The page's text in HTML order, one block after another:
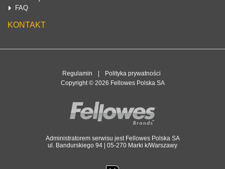
FAQ
KONTAKT
Regulamin
Polityka prywatności
Copyright © 2026 Fellowes Polska SA
Administratorem serwisu jest Fellowes Polska SA
ul. Bandurskiego 94 | 05-270 Marki k/Warszawy